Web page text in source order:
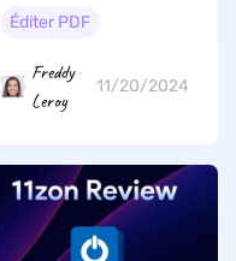
Éditer PDF
Freddy
Leroy
11/20/2024